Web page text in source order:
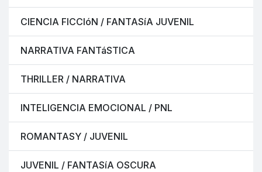
CIENCIA FICCIóN / FANTASíA JUVENIL
NARRATIVA FANTáSTICA
THRILLER / NARRATIVA
INTELIGENCIA EMOCIONAL / PNL
ROMANTASY / JUVENIL
JUVENIL / FANTASíA OSCURA